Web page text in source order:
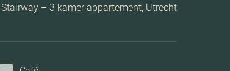
Vloerverwarming gedeeltelijk
– 3 kamer appartement, Utrecht